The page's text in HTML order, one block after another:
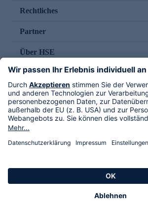
Rechtliches
Partner
Über HSE
Im TV
HSE International